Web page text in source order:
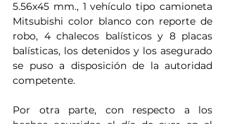
5.56x45 mm., 1 vehículo tipo camioneta
Mitsubishi color blanco con reporte de
robo, 4 chalecos balísticos y 8 placas
balísticas, los detenidos y los asegurado
se puso a disposición de la autoridad
competente.
Por otra parte, con respecto a los